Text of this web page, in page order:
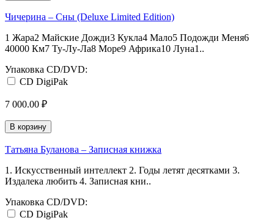
Чичерина – Сны (Deluxe Limited Edition)
1 Жара2 Майские Дожди3 Кукла4 Мало5 Подожди Меня6
40000 Км7 Ту-Лу-Ла8 Море9 Африка10 Луна1..
Упаковка CD/DVD:
CD DigiPak
7 000.00 ₽
В корзину
Татьяна Буланова – Записная книжка
1. Искусственный интеллект 2. Годы летят десятками 3.
Издалека любить 4. Записная кни..
Упаковка CD/DVD:
CD DigiPak